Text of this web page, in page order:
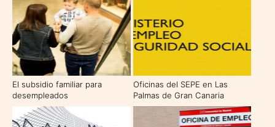
El subsidio familiar para
desempleados
Oficinas del SEPE en Las
Palmas de Gran Canaria